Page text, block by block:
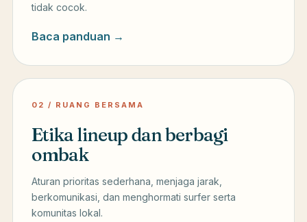
tidak cocok.
Baca panduan →
02 / RUANG BERSAMA
Etika lineup dan berbagi
ombak
Aturan prioritas sederhana, menjaga jarak,
berkomunikasi, dan menghormati surfer serta
komunitas lokal.